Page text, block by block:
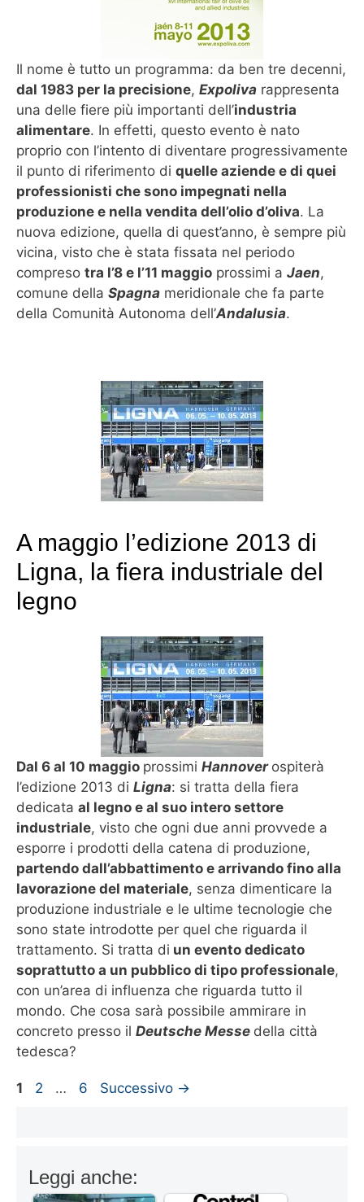
Il nome è tutto un programma: da ben tre decenni,
dal 1983 per la precisione, Expoliva rappresenta
una delle fiere più importanti dell’industria
alimentare. In effetti, questo evento è nato
proprio con l’intento di diventare progressivamente
il punto di riferimento di quelle aziende e di quei
professionisti che sono impegnati nella
produzione e nella vendita dell’olio d’oliva. La
nuova edizione, quella di quest’anno, è sempre più
vicina, visto che è stata fissata nel periodo
compreso tra l’8 e l’11 maggio prossimi a Jaen,
comune della Spagna meridionale che fa parte
della Comunità Autonoma dell’Andalusia.
A maggio l’edizione 2013 di
Ligna, la fiera industriale del
legno
Dal 6 al 10 maggio prossimi Hannover ospiterà
l’edizione 2013 di Ligna: si tratta della fiera
dedicata al legno e al suo intero settore
industriale, visto che ogni due anni provvede a
esporre i prodotti della catena di produzione,
partendo dall’abbattimento e arrivando fino alla
lavorazione del materiale, senza dimenticare la
produzione industriale e le ultime tecnologie che
sono state introdotte per quel che riguarda il
trattamento. Si tratta di un evento dedicato
soprattutto a un pubblico di tipo professionale,
con un’area di influenza che riguarda tutto il
mondo. Che cosa sarà possibile ammirare in
concreto presso il Deutsche Messe della città
tedesca?
Pagina
1 Pagina
2 … Pagina
6 Successivo →
Leggi anche: